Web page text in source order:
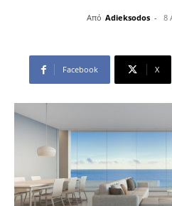
Από Adieksodos - 8
Facebook X